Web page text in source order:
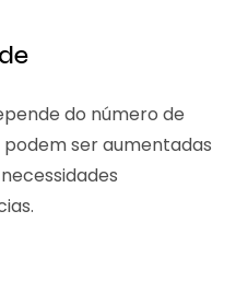
do número de
ser aumentadas